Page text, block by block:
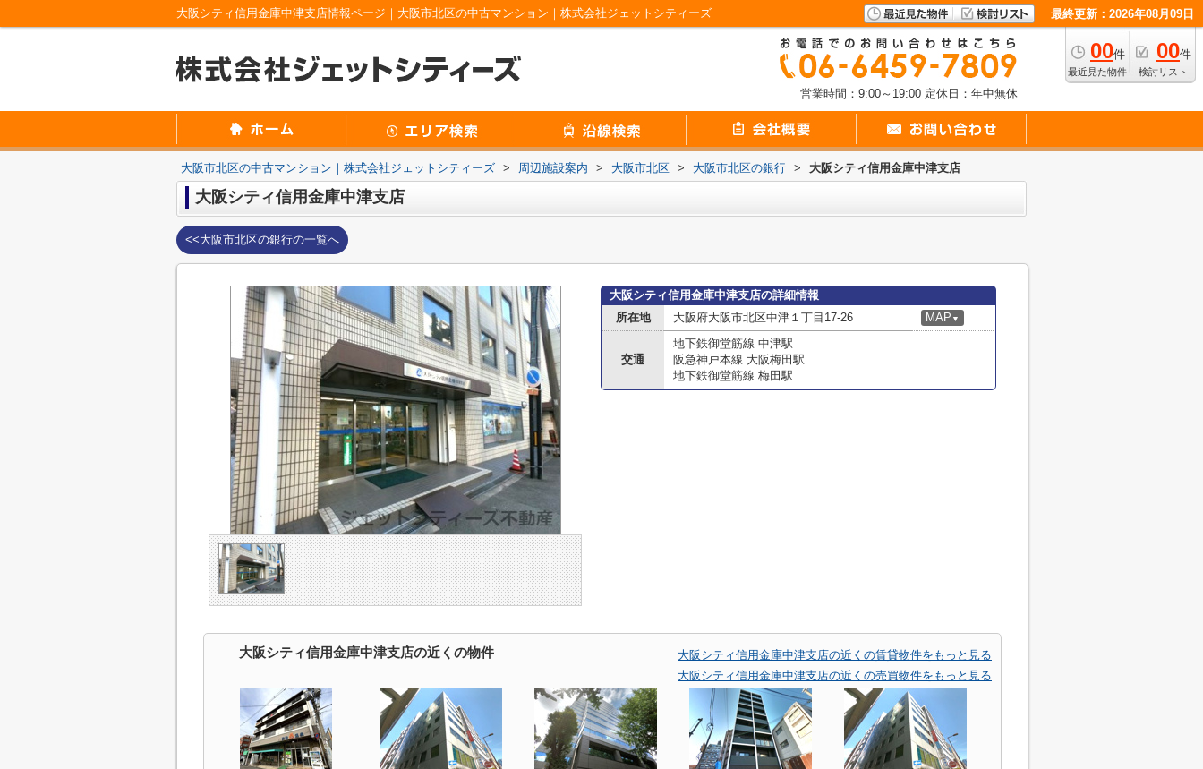
大阪シティ信用金庫中津支店情報ページ｜大阪市北区の中古マンション｜株式会社ジェットシティーズ 最終更新：2026年08月09日
00件
最近見た物件
00件
検討リスト
営業時間：9:00～19:00 定休日：年中無休
大阪市北区の中古マンション｜株式会社ジェットシティーズ > 周辺施設案内 > 大阪市北区 > 大阪市北区の銀行 > 大阪シティ信用金庫中津支店
大阪シティ信用金庫中津支店
<<大阪市北区の銀行の一覧へ
大阪シティ信用金庫中津支店の詳細情報
所在地
大阪府大阪市北区中津１丁目17-26 MAP ▼
交通
地下鉄御堂筋線 中津駅
阪急神戸本線 大阪梅田駅
地下鉄御堂筋線 梅田駅
大阪シティ信用金庫中津支店の近くの物件
大阪シティ信用金庫中津支店の近くの賃貸物件をもっと見る
大阪シティ信用金庫中津支店の近くの売買物件をもっと見る